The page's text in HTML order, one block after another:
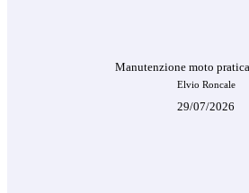
Manutenzione moto
Elvio Roncale
29/07/2026